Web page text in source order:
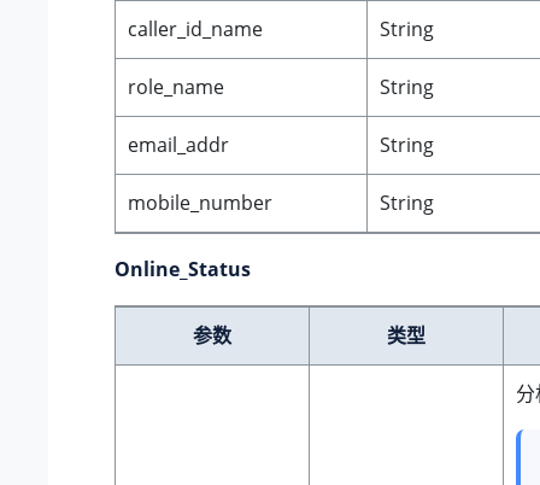
caller_id_name String
role_name String
email_addr String
mobile_number String
Online_Status
参数 类型